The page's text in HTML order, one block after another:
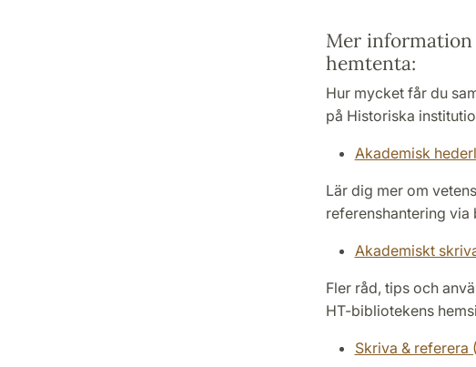
Mer
hemtenta:
Hur mycket får du
på Historiska
Akademisk
Lär dig mer om
referenshantering
Akademiskt
Fler råd, tips och
HT-bibliotekens
Skriva &